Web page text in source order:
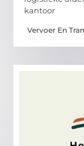
kantoor
Vervoer En